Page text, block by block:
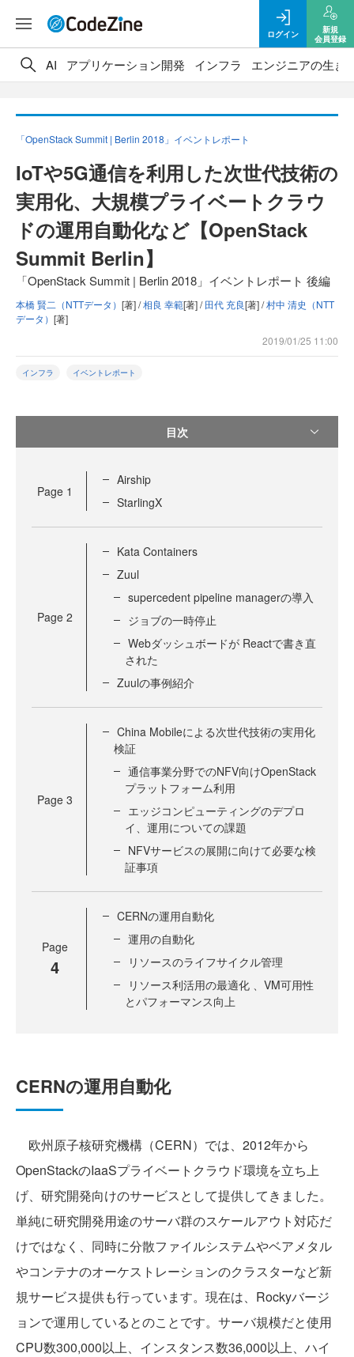
ログイン
新規
会員登録
AI アプリケーション開発 インフラ エンジニアの生き
「OpenStack Summit | Berlin 2018」イベントレポート
IoTや5G通信を利用した次世代技術の
実用化、大規模プライベートクラウ
ドの運用自動化など【OpenStack
Summit Berlin】
「OpenStack Summit | Berlin 2018」イベントレポート 後編
本橋 賢二（NTTデータ） [著] /相良 幸範[著] /田代 充良[著] /村中 清史（NTT
データ） [著]
2019/01/25 11:00
インフラ イベントレポート
目次
Page 1
Airship
StarlingX
Page 2
Kata Containers
Zuul
supercedent pipeline managerの導入
ジョブの一時停止
Webダッシュボードが Reactで書き直
された
Zuulの事例紹介
Page 3
China Mobileによる次世代技術の実用化
検証
通信事業分野でのNFV向けOpenStack
プラットフォーム利用
エッジコンピューティングのデプロ
イ、運用についての課題
NFVサービスの展開に向けて必要な検
証事項
Page
4
CERNの運用自動化
運用の自動化
リソースのライフサイクル管理
リソース利活用の最適化 、VM可用性
とパフォーマンス向上
CERNの運用自動化
欧州原子核研究機構（CERN）では、2012年から
OpenStackのIaaSプライベートクラウド環境を立ち上
げ、研究開発向けのサービスとして提供してきました。
単純に研究開発用途のサーバ群のスケールアウト対応だ
けではなく、同時に分散ファイルシステムやベアメタル
やコンテナのオーケストレーションのクラスターなど新
規サービス提供も行っています。現在は、Rockyバージ
ョンで運用しているとのことです。サーバ規模だと使用
CPU数300,000以上、インスタンス数36,000以上、ハイ